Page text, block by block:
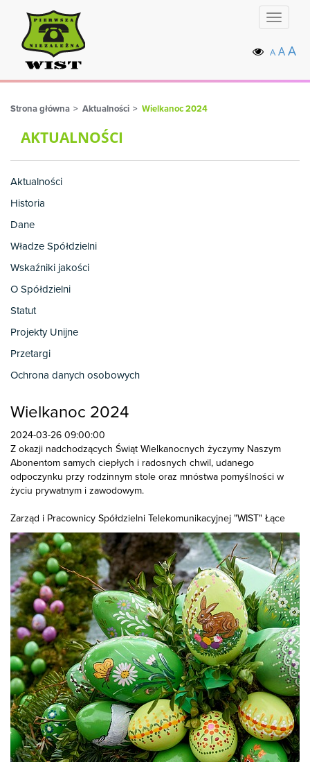
Toggle
A AA
Strona główna Aktualności Wielkanoc 2024
AKTUALNOŚCI
Aktualności
Historia
Dane
Władze Spółdzielni
Wskaźniki jakości
O Spółdzielni
Statut
Projekty Unijne
Przetargi
Ochrona danych osobowych
Wielkanoc 2024
2024-03-26 09:00:00
Z okazji nadchodzących Świąt Wielkanocnych życzymy Naszym
Abonentom samych ciepłych i radosnych chwil, udanego
odpoczynku przy rodzinnym stole oraz mnóstwa pomyślności w
życiu prywatnym i zawodowym.
Zarząd i Pracownicy Spółdzielni Telekomunikacyjnej "WIST" Łące